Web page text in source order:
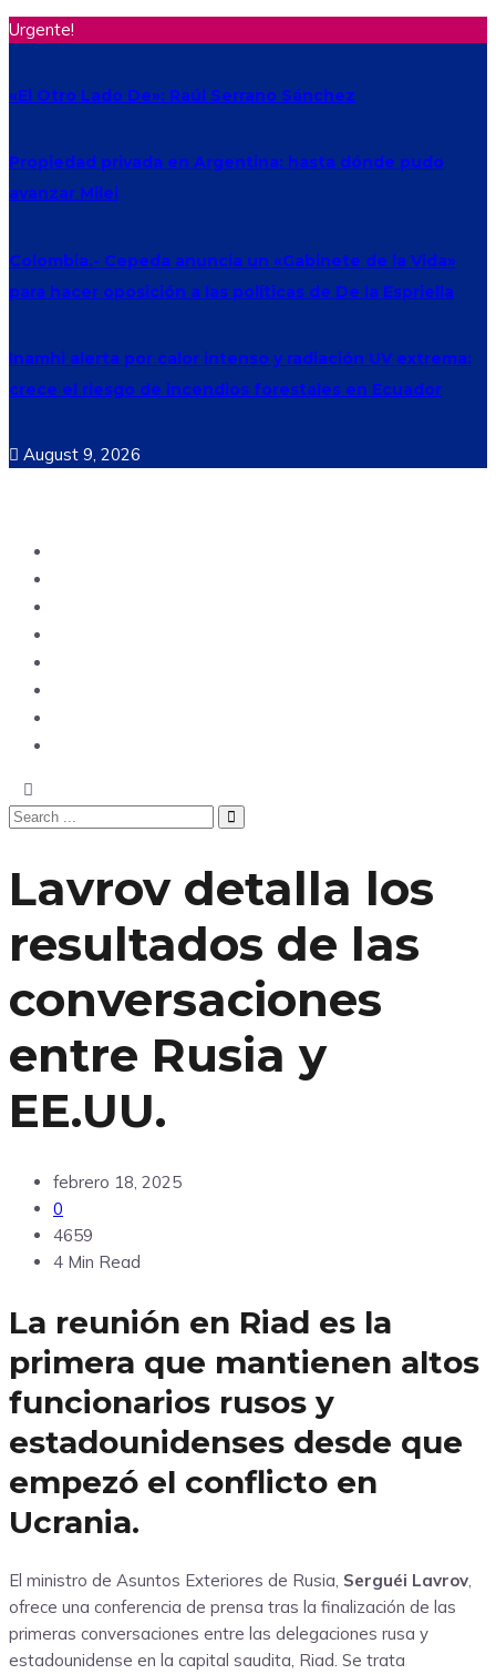
Urgente!
«El Otro Lado De»: Raúl Serrano Sánchez
Propiedad privada en Argentina: hasta dónde pudo
avanzar Milei
Colombia.- Cepeda anuncia un «Gabinete de la Vida»
para hacer oposición a las políticas de De la Espriella
Inamhi alerta por calor intenso y radiación UV extrema:
crece el riesgo de incendios forestales en Ecuador
August 9, 2026
Lavrov detalla los
resultados de las
conversaciones
entre Rusia y
EE.UU.
febrero 18, 2025
0
4659
4 Min Read
La reunión en Riad es la
primera que mantienen altos
funcionarios rusos y
estadounidenses desde que
empezó el conflicto en
Ucrania.
El ministro de Asuntos Exteriores de Rusia, Serguéi Lavrov
ofrece una conferencia de prensa tras la finalización de las
primeras conversaciones entre las delegaciones rusa y
estadounidense en la capital saudita, Riad. Se trata